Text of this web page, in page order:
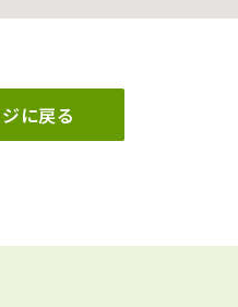
に戻る